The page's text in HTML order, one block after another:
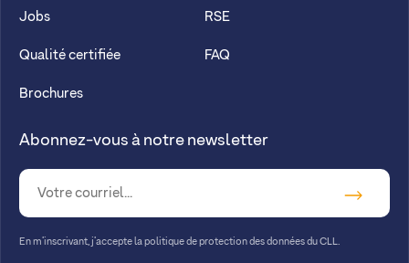
Jobs
Qualité certifiée
Brochures
RSE
FAQ
Abonnez-vous à notre newsletter
En m’inscrivant, j’accepte la politique de protection des données du CLL.